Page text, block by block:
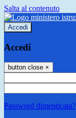
Salta al contenuto
Accedi
Accedi
button close ×
Password dimenticata?